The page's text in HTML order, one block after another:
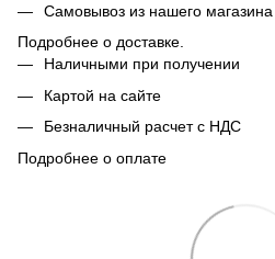
Самовывоз из нашего магазина
Подробнее о доставке.
Наличными при получении
Картой на сайте
Безналичный расчет с НДС
Подробнее о оплате